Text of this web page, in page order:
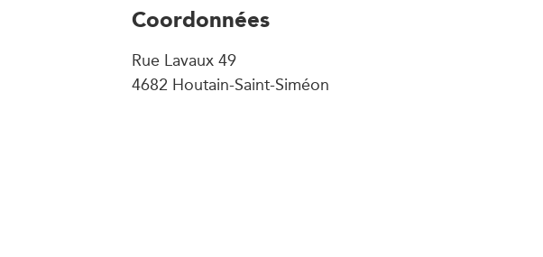
Coordonnées
Rue Lavaux 49
4682 Houtain-Saint-Siméon